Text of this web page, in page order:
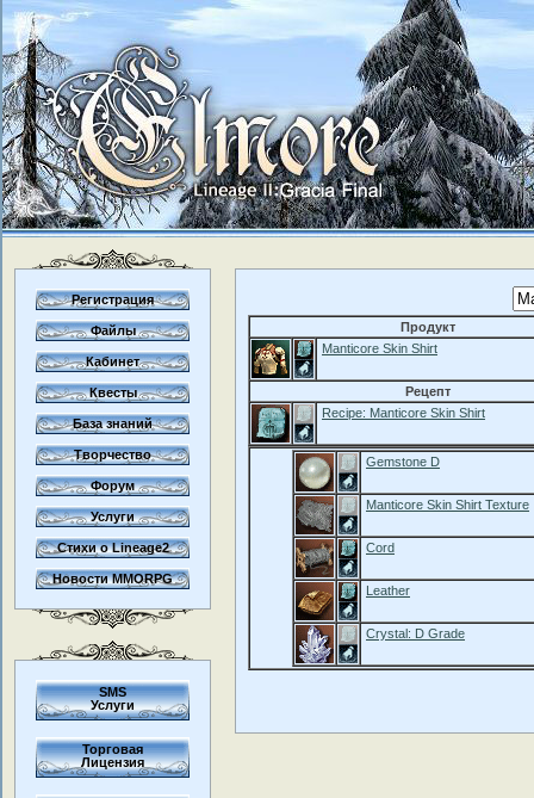
Регистрация
Файлы
Кабинет
Квесты
База знаний
Творчество
Форум
Услуги
Стихи о Lineage2
Новости MMORPG
SMS
Услуги
Торговая
Лицензия
Продукт
Manticore Skin Shirt
Рецепт
Recipe: Manticore Skin Shirt
Gemstone D
Manticore Skin Shirt Texture
Cord
Leather
Crystal: D Grade